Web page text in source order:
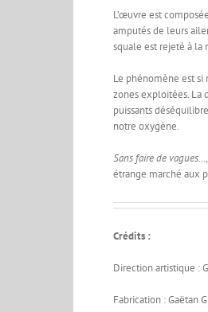
L’œuvre est
amputés de leurs
squale est rejeté à la
Le phénomène est
zones exploitées. La
puissants
notre oxygène.
Sans faire de vagues…
étrange marché aux
Crédits :
Direction artistique :
Fabrication : Gaëtan